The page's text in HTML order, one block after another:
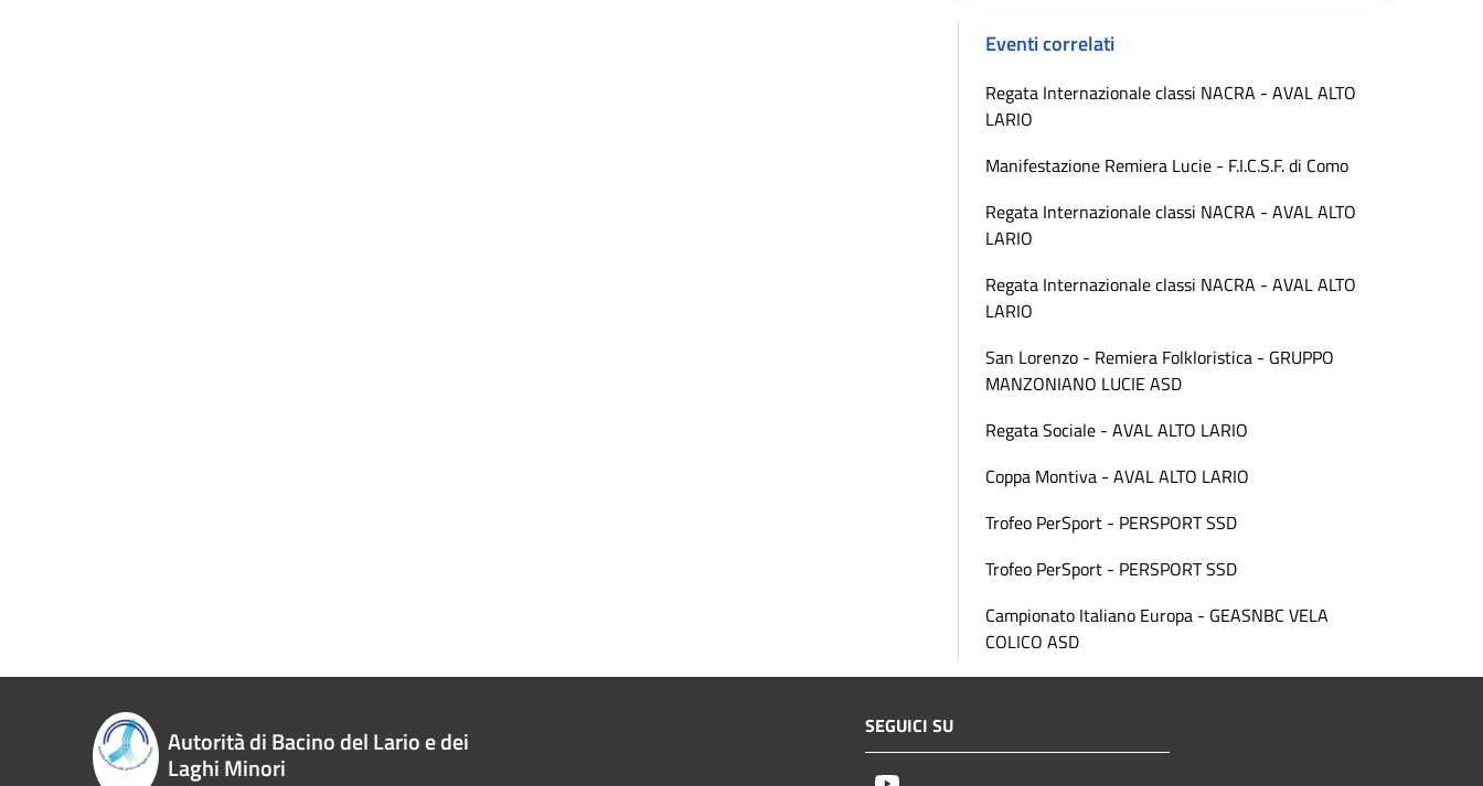
Eventi correlati
Regata Internazionale classi NACRA - AVAL ALTO
LARIO
Manifestazione Remiera Lucie - F.I.C.S.F. di Como
Regata Internazionale classi NACRA - AVAL ALTO
LARIO
Regata Internazionale classi NACRA - AVAL ALTO
LARIO
San Lorenzo - Remiera Folkloristica - GRUPPO
MANZONIANO LUCIE ASD
Regata Sociale - AVAL ALTO LARIO
Coppa Montiva - AVAL ALTO LARIO
Trofeo PerSport - PERSPORT SSD
Trofeo PerSport - PERSPORT SSD
Campionato Italiano Europa - GEASNBC VELA
COLICO ASD
Autorità di Bacino del Lario e dei
Laghi Minori
SEGUICI SU